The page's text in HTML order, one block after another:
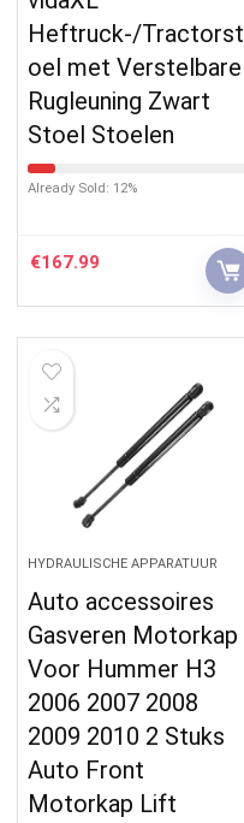
Heftruck-/Tractorst
oel met Verstelbare
Rugleuning Zwart
Stoel Stoelen
Already Sold: 12%
€167.99
HYDRAULISCHE APPARATUUR
Auto accessoires
Gasveren Motorkap
Voor Hummer H3
2006 2007 2008
2009 2010 2 Stuks
Auto Front
Motorkap Lift